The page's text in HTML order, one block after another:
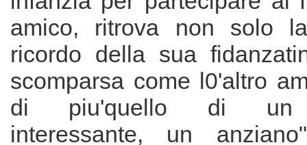
amico, ritrova non solo
ricordo della sua
scomparsa come l0'altro
di piu'quello di un
interessante, un